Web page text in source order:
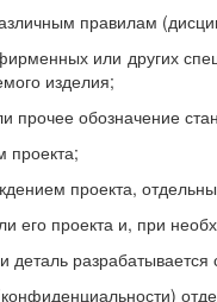
правилам
или других
изделия;
обозначение
проекта;
проекта,
его проекта и, при
разрабатывается